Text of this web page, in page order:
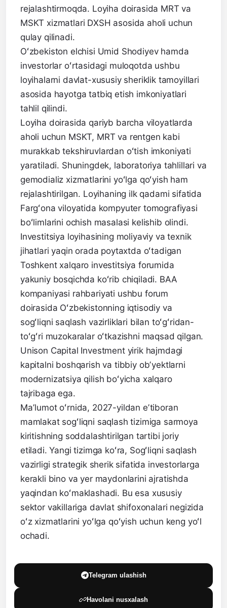
rejalashtirmoqda. Loyiha doirasida MRT va
MSKT xizmatlari DXSH asosida aholi uchun
qulay qilinadi.
Oʻzbekiston elchisi Umid Shodiyev hamda
investorlar oʻrtasidagi muloqotda ushbu
loyihalarni davlat-xususiy sheriklik tamoyillari
asosida hayotga tatbiq etish imkoniyatlari
tahlil qilindi.
Loyiha doirasida qariyb barcha viloyatlarda
aholi uchun MSKT, MRT va rentgen kabi
murakkab tekshiruvlardan oʻtish imkoniyati
yaratiladi. Shuningdek, laboratoriya tahlillari va
gemodializ xizmatlarini yoʻlga qoʻyish ham
rejalashtirilgan. Loyihaning ilk qadami sifatida
Fargʻona viloyatida kompyuter tomografiyasi
boʻlimlarini ochish masalasi kelishib olindi.
Investitsiya loyihasining moliyaviy va texnik
jihatlari yaqin orada poytaxtda oʻtadigan
Toshkent xalqaro investitsiya forumida
yakuniy bosqichda koʻrib chiqiladi. BAA
kompaniyasi rahbariyati ushbu forum
doirasida Oʻzbekistonning iqtisodiy va
sogʻliqni saqlash vazirliklari bilan toʻgʻridan-
toʻgʻri muzokaralar oʻtkazishni maqsad qilgan.
Unison Capital Investment yirik hajmdagi
kapitalni boshqarish va tibbiy obʼyektlarni
modernizatsiya qilish boʻyicha xalqaro
tajribaga ega.
Maʼlumot oʻrnida, 2027-yildan eʼtiboran
mamlakat sogʻliqni saqlash tizimiga sarmoya
kiritishning soddalashtirilgan tartibi joriy
etiladi. Yangi tizimga koʻra, Sogʻliqni saqlash
vazirligi strategik sherik sifatida investorlarga
kerakli bino va yer maydonlarini ajratishda
yaqindan koʻmaklashadi. Bu esa xususiy
sektor vakillariga davlat shifoxonalari negizida
oʻz xizmatlarini yoʻlga qoʻyish uchun keng yoʻl
ochadi.
Telegram ulashish
Havolani nusxalash